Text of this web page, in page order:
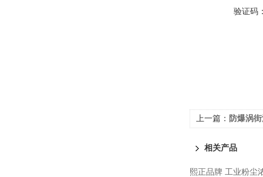
验证码
上一篇： 防爆涡
相关产品
熙正品牌 工业粉尘